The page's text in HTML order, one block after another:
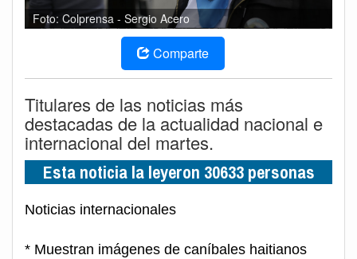
Foto: Colprensa - Sergio Acero
Comparte
Titulares de las noticias más
destacadas de la actualidad nacional e
internacional del martes.
Esta noticia la leyeron 30633 personas
Noticias internacionales
* Muestran imágenes de caníbales haitianos